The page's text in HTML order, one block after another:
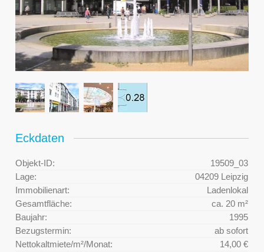
Eckdaten
Objekt-ID:
19509_03
Lage:
04209 Leipzig
Immobilienart:
Ladenlokal
Gesamtfläche:
ca. 20 m²
Baujahr:
1995
Bezugstermin:
ab sofort
Nettokaltmiete/m²/Monat:
14,00 €